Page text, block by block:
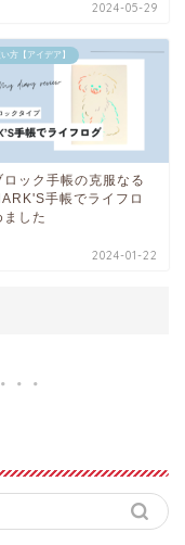
2024-05-29
方【アイデア】
ロック手帳の克服なる
手帳でライフロ
ました
2024-01-22